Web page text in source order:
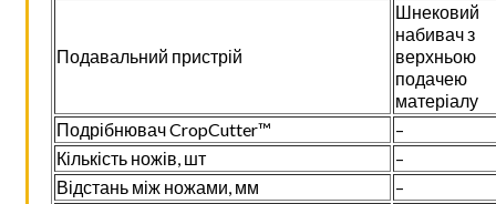
Подавальний пристрій
Шнековий
набивач з
верхньою
подачею
матеріалу
Подрібнювач CropCutter™
–
Кількість ножів, шт
–
Відстань між ножами, мм
–